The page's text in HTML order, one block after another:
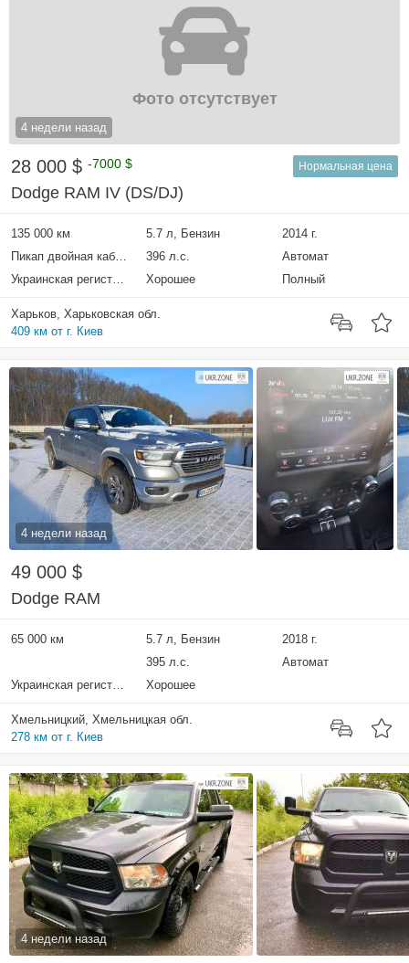
4 недели назад
Фото отсутствует
28 000 $ -7000 $ Нормальная цена
Dodge RAM IV (DS/DJ)
135 000 км 5.7 л, Бензин
2014 г.
Пикап двойная кабина
396 л.с.
Автомат
Украинская регистрация
Хорошее Полный
Харьков, Харьковская обл.
409 км от г. Киев
4 недели назад
49 000 $
Dodge RAM
65 000 км 5.7 л, Бензин
2018 г.
395 л.с.
Автомат
Украинская регистрация
Хорошее
Хмельницкий, Хмельницкая обл.
278 км от г. Киев
4 недели назад